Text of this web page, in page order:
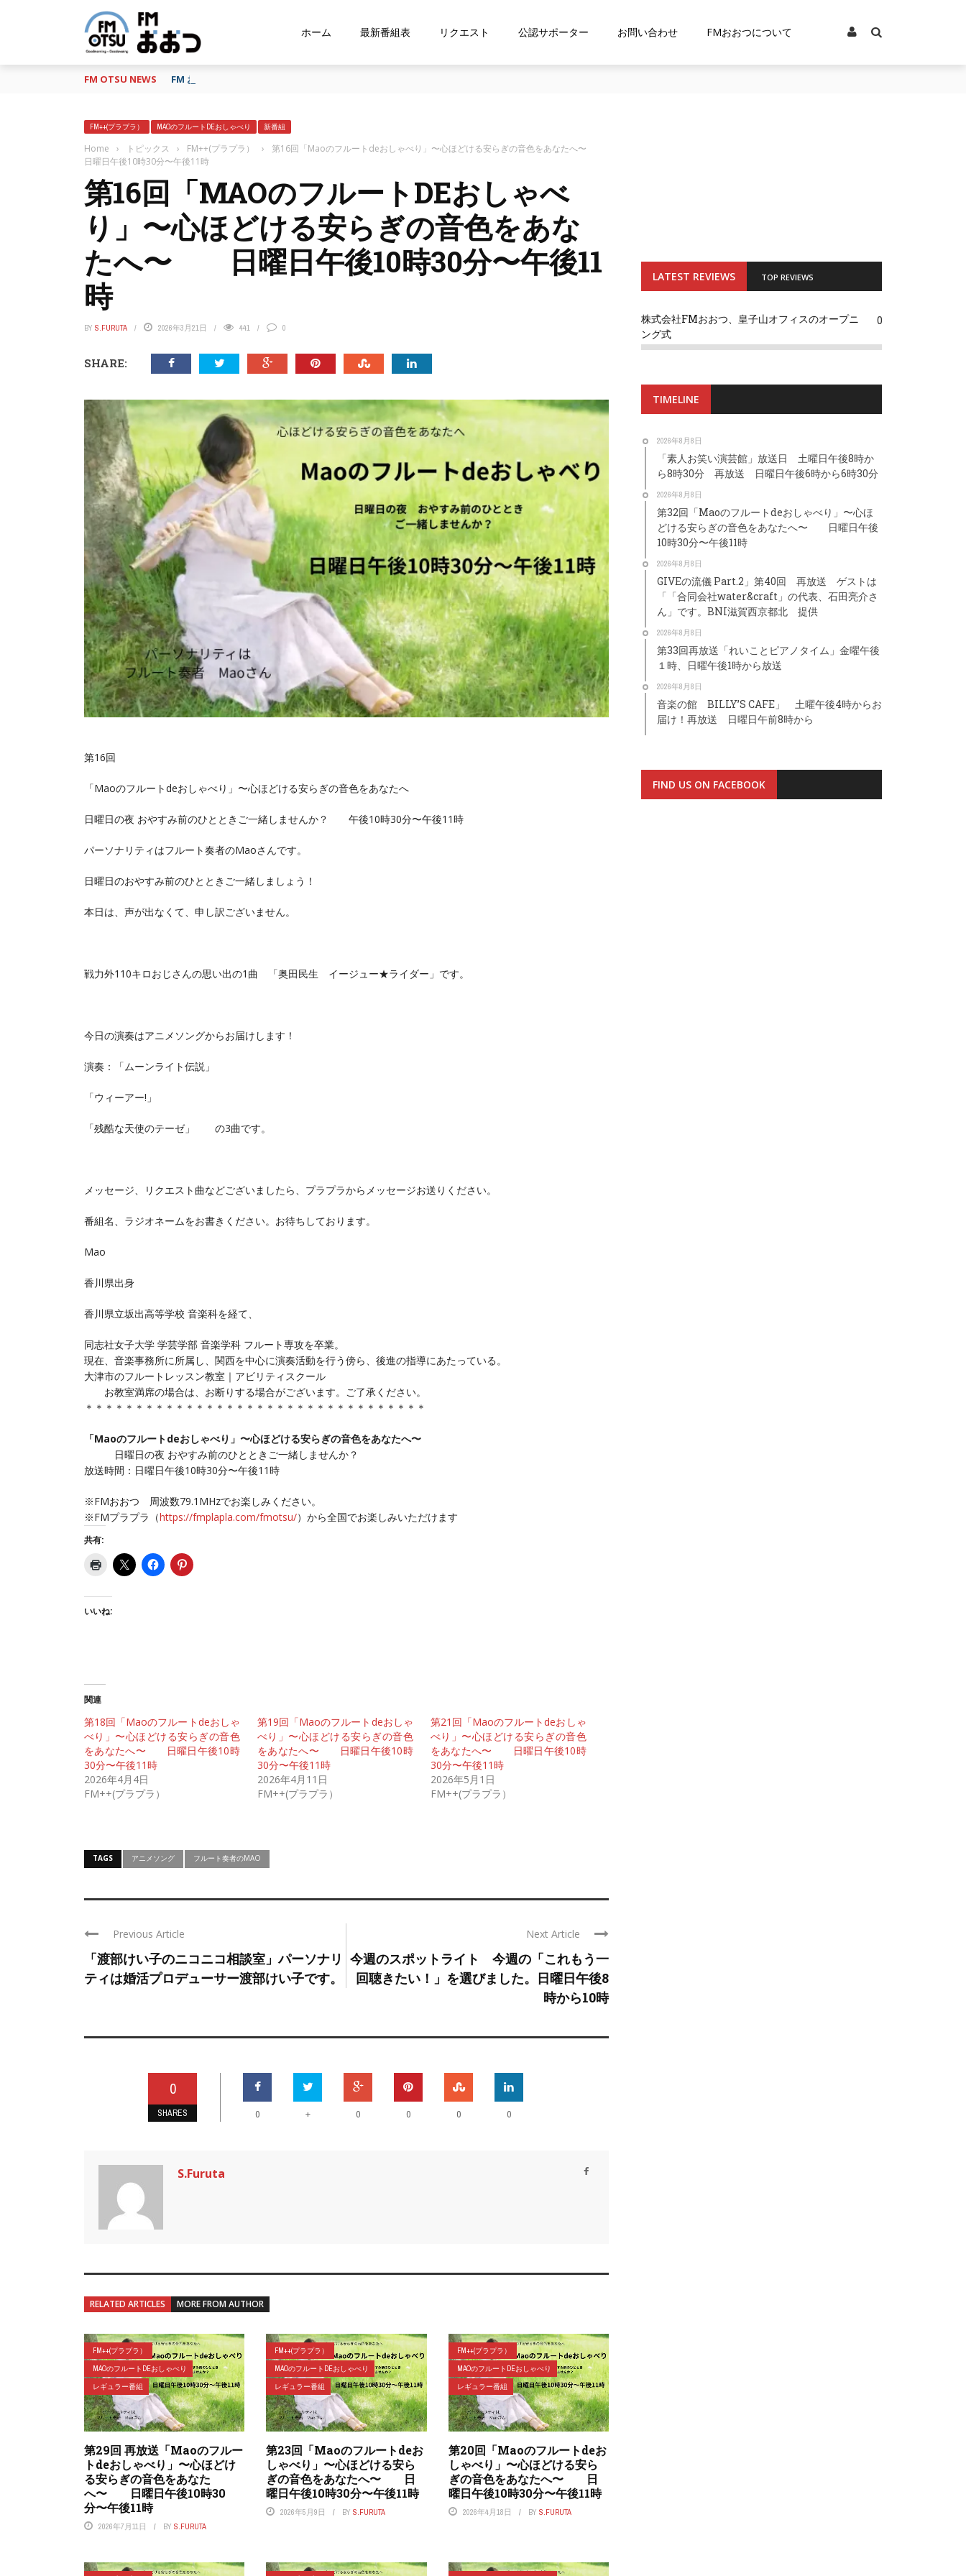
ホーム 最新番組表 リクエスト 公認サポーター お問い合わせ FMおおつについて
FM OTSU NEWS FM おおつ、聴き逃し番組配信サービス「shelfs」を導⼊
FM++(プラプラ） MAOのフルートDEおしゃべり 新番組
Home › トピックス › FM++(プラプラ） ›
第16回「Maoのフルートdeおしゃべり」〜心ほどける安らぎの音色をあなたへ〜
日曜日午後10時30分〜午後11時
第16回「MAOのフルートDEおしゃべ
り」〜心ほどける安らぎの音色をあな
たへ〜 日曜日午後10時30分〜午後11
時
BY S.FURUTA 2026年3月21日 441 0
SHARE:
第16回
「Maoのフルートdeおしゃべり」〜心ほどける安らぎの音色をあなたへ
日曜日の夜 おやすみ前のひとときご一緒しませんか？ 午後10時30分〜午後11時
パーソナリティはフルート奏者のMaoさんです。
日曜日のおやすみ前のひとときご一緒しましょう！
本日は、声が出なくて、申し訳ございません。
戦力外110キロおじさんの思い出の1曲 「奥田民生 イージュー★ライダー」です。
今日の演奏はアニメソングからお届けします！
演奏：「ムーンライト伝説」
「ウィーアー!」
「残酷な天使のテーゼ」 の3曲です。
メッセージ、リクエスト曲などございましたら、プラプラからメッセージお送りください。
番組名、ラジオネームをお書きください。お待ちしております。
Mao
香川県出身
香川県立坂出高等学校 音楽科を経て、
同志社女子大学 学芸学部 音楽学科 フルート専攻を卒業。
現在、音楽事務所に所属し、関西を中心に演奏活動を行う傍ら、 後進の指導にあたっている。
大津市のフルートレッスン教室｜アビリティスクール
お教室満席の場合は、お断りする場合がございます。ご了承ください。
＊＊＊＊＊＊＊＊＊＊＊＊＊＊＊＊＊＊＊＊＊＊＊＊＊＊＊＊＊＊＊＊＊＊
「Maoのフルートdeおしゃべり」〜心ほどける安らぎの音色をあなたへ〜
日曜日の夜 おやすみ前のひとときご一緒しませんか？
放送時間：日曜日午後10時30分〜午後11時
※FMおおつ 周波数79.1MHzでお楽しみください。
※FMプラプラ（https://fmplapla.com/fmotsu/）から全国でお楽しみいただけます
共有:
いいね:
関連
第18回「Maoのフルートdeおしゃ
べり」〜心ほどける安らぎの音色
をあなたへ〜 日曜日午後10時
30分〜午後11時
2026年4月4日
FM++(プラプラ）
第19回「Maoのフルートdeおしゃ
べり」〜心ほどける安らぎの音色
をあなたへ〜 日曜日午後10時
30分〜午後11時
2026年4月11日
FM++(プラプラ）
第21回「Maoのフルートdeおしゃ
べり」〜心ほどける安らぎの音色
をあなたへ〜 日曜日午後10時
30分〜午後11時
2026年5月1日
FM++(プラプラ）
TAGS アニメソング フルート奏者のMAO
Previous Article
「渡部けい子のニコニコ相談室」パーソナリ
ティは婚活プロデューサー渡部けい子です。
Next Article
今週のスポットライト 今週の「これもう一
回聴きたい！」を選びました。日曜日午後8
時から10時
0
SHARES 0 + 0 0 0 0
S.Furuta
RELATED ARTICLES MORE FROM AUTHOR
FM++(プラプラ）
MAOのフルートDEおしゃべり
レギュラー番組
第29回 再放送「Maoのフルー
トdeおしゃべり」〜心ほどけ
る安らぎの音色をあなた
へ〜 日曜日午後10時30
分〜午後11時
2026年7月11日 BY S.FURUTA
FM++(プラプラ）
MAOのフルートDEおしゃべり
レギュラー番組
第23回「Maoのフルートdeお
しゃべり」〜心ほどける安ら
ぎの音色をあなたへ〜 日
曜日午後10時30分〜午後11時
2026年5月9日 BYS.FURUTA
FM++(プラプラ）
MAOのフルートDEおしゃべり
レギュラー番組
第20回「Maoのフルートdeお
しゃべり」〜心ほどける安ら
ぎの音色をあなたへ〜 日
曜日午後10時30分〜午後11時
2026年4月18日 BY S.FURUTA
LATEST REVIEWS TOP REVIEWS
株式会社FMおおつ、皇子山オフィスのオープニ
ング式
0
TIMELINE
2026年8月8日
「素人お笑い演芸館」放送日 土曜日午後8時か
ら8時30分 再放送 日曜日午後6時から6時30分
2026年8月8日
第32回「Maoのフルートdeおしゃべり」〜心ほ
どける安らぎの音色をあなたへ〜 日曜日午後
10時30分〜午後11時
2026年8月8日
GIVEの流儀 Part.2」第40回 再放送 ゲストは
「「合同会社water&craft」の代表、石田亮介さ
ん」です。BNI滋賀西京都北 提供
2026年8月8日
第33回再放送「れいことピアノタイム」金曜午後
１時、日曜午後1時から放送
2026年8月8日
音楽の館 BILLY’S CAFE」 土曜午後4時からお
届け！再放送 日曜日午前8時から
FIND US ON FACEBOOK